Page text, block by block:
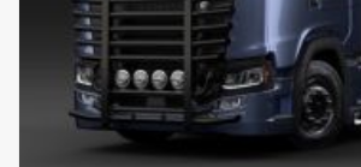
( Ei sisällä valoja )